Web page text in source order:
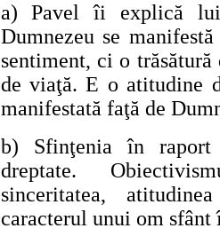
a) Pavel îi explică
Dumnezeu se
sentiment, ci o
de viaţă. E o atitudine
manifestată faţă de
b) Sfinţenia în
dreptate.
sinceritatea,
caracterul unui om sfânt